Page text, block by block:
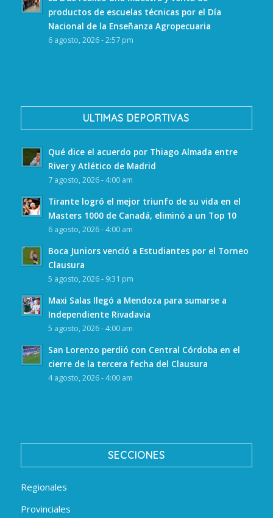
productos de escuelas técnicas por el Día
Nacional de la Enseñanza Agropecuaria
6 agosto, 2026 - 2:57 pm
ULTIMAS DEPORTIVAS
Qué dice el acuerdo por Thiago Almada entre
River y Atlético de Madrid
7 agosto, 2026 - 4:00 am
Tirante logró el mejor triunfo de su vida en el
Masters 1000 de Canadá, eliminó a un Top 10
6 agosto, 2026 - 4:00 am
Boca Juniors venció a Estudiantes por el Torneo
Clausura
5 agosto, 2026 - 9:31 pm
Maxi Salas llegó a Mendoza para sumarse a
Independiente Rivadavia
5 agosto, 2026 - 4:00 am
San Lorenzo perdió con Central Córdoba en el
cierre de la tercera fecha del Clausura
4 agosto, 2026 - 4:00 am
SECCIONES
Regionales
Provinciales